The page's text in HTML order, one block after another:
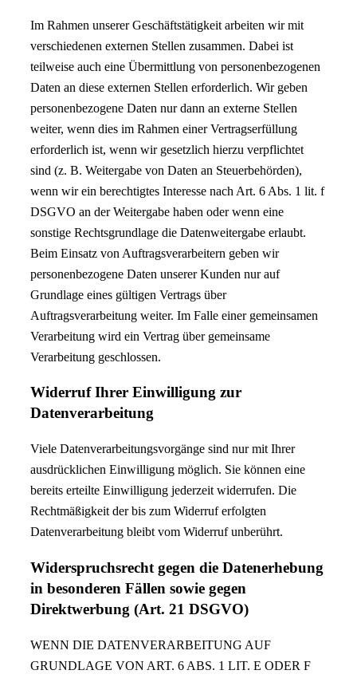
Im Rahmen unserer Geschäftstätigkeit arbeiten wir mit
verschiedenen externen Stellen zusammen. Dabei ist
teilweise auch eine Übermittlung von personenbezogenen
Daten an diese externen Stellen erforderlich. Wir geben
personenbezogene Daten nur dann an externe Stellen
weiter, wenn dies im Rahmen einer Vertragserfüllung
erforderlich ist, wenn wir gesetzlich hierzu verpflichtet
sind (z. B. Weitergabe von Daten an Steuerbehörden),
wenn wir ein berechtigtes Interesse nach Art. 6 Abs. 1 lit. f
DSGVO an der Weitergabe haben oder wenn eine
sonstige Rechtsgrundlage die Datenweitergabe erlaubt.
Beim Einsatz von Auftragsverarbeitern geben wir
personenbezogene Daten unserer Kunden nur auf
Grundlage eines gültigen Vertrags über
Auftragsverarbeitung weiter. Im Falle einer gemeinsamen
Verarbeitung wird ein Vertrag über gemeinsame
Verarbeitung geschlossen.
Widerruf Ihrer Einwilligung zur
Datenverarbeitung
Viele Datenverarbeitungsvorgänge sind nur mit Ihrer
ausdrücklichen Einwilligung möglich. Sie können eine
bereits erteilte Einwilligung jederzeit widerrufen. Die
Rechtmäßigkeit der bis zum Widerruf erfolgten
Datenverarbeitung bleibt vom Widerruf unberührt.
Widerspruchsrecht gegen die Datenerhebung
in besonderen Fällen sowie gegen
Direktwerbung (Art. 21 DSGVO)
WENN DIE DATENVERARBEITUNG AUF
GRUNDLAGE VON ART. 6 ABS. 1 LIT. E ODER F